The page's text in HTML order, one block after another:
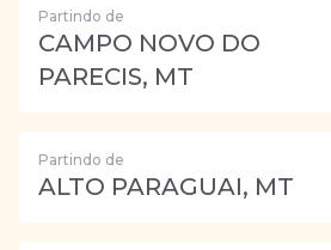
Partindo de
CAMPO NOVO DO
PARECIS, MT
Partindo de
ALTO PARAGUAI, MT